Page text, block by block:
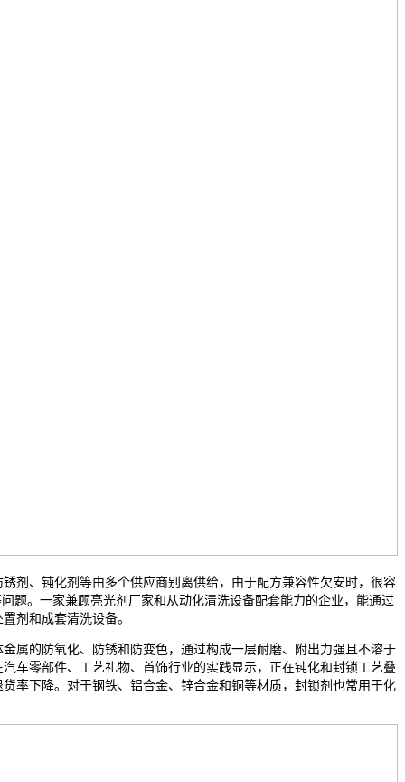
、钝化剂等由多个供应商别离供给，由于配方兼容性欠安时，很容
题。一家兼顾亮光剂厂家和从动化清洗设备配套能力的企业，能通过
剂和成套清洗设备。
的防氧化、防锈和防变色，通过构成一层耐磨、附出力强且不溶于
车零部件、工艺礼物、首饰行业的实践显示，正在钝化和封锁工艺叠
率下降。对于钢铁、铝合金、锌合金和铜等材质，封锁剂也常用于化